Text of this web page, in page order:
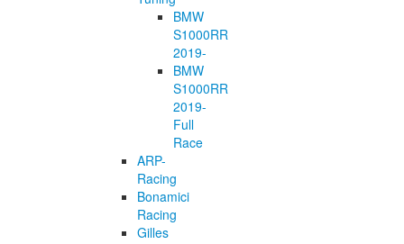
BMW
S1000RR
2019-
BMW
S1000RR
2019-
Full
Race
ARP-
Racing
Bonamici
Racing
Gilles